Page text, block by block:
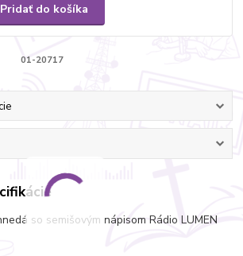
Pridať do košíka
01-20717
so semišovým nápisom Rádio LUMEN